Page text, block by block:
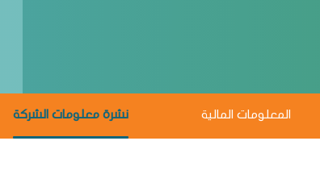
المعلومات المالية نشرة معلومات الشركة